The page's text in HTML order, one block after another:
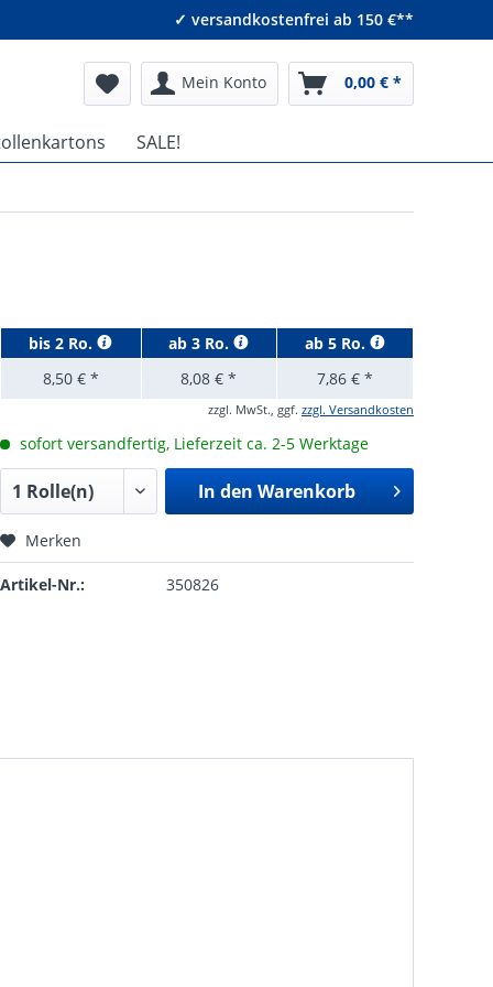
✓ versandkostenfrei ab 150 €**
Mein Konto 0,00 € *
SALE!
bis2 Ro. ab3 Ro. ab 5 Ro.
8,50 € *
8,08 € * 7,86 € *
zzgl. MwSt., ggf. zzgl. Versandkosten
sofort versandfertig, Lieferzeit ca. 2-5 Werktage
In den Warenkorb
Merken
Artikel-Nr.: 350826